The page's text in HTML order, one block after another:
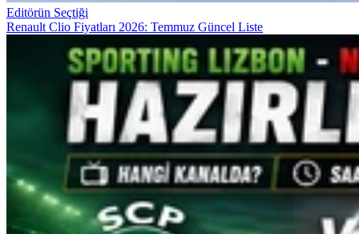
Editörün Seçtiği
Renault Clio Fiyatları 2026: Temmuz Güncel Liste